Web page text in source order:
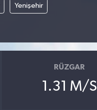
Yenişehir
RÜZGAR
1.31 M/S